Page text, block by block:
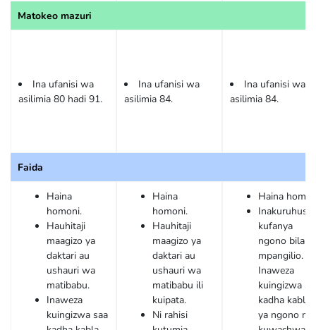
Matokeo mazuri
Ina ufanisi wa
asilimia 80 hadi 91.
Faida
Haina
homoni.
Hauhitaji
maagizo ya
daktari au
ushauri wa
matibabu.
Inaweza
kuingizwa saa
Ina ufanisi wa
asilimia 84.
Haina
homoni.
Hauhitaji
maagizo ya
daktari au
ushauri wa
matibabu ili
kuipata.
Ni rahisi
Ina ufanisi wa
asilimia 84.
Haina
Inakuruhusu
kufanya
ngono bila
mpangilio.
Inaweza
kuingizwa
kadha kabla
ya ngono na